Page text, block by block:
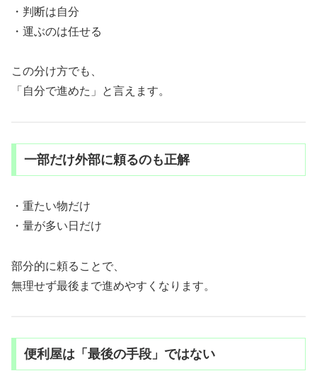
・判断は自分
・運ぶのは任せる
この分け方でも、
「自分で進めた」と言えます。
一部だけ外部に頼るのも正解
・重たい物だけ
・量が多い日だけ
部分的に頼ることで、
無理せず最後まで進めやすくなります。
便利屋は「最後の手段」ではない